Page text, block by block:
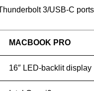
3/USB-C ports
MACBOOK PRO
16″ LED-backlit display